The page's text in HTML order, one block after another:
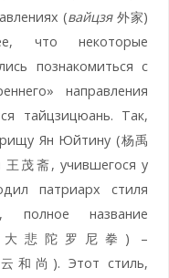
(вайцзя外家)
что некоторые
познакомиться с
направления
тайцзицюань. Так,
Ян Юйтину (杨禹
茂斋, учившегося у
патриарх стиля
название
宗大悲陀罗尼拳) –
和尚). Этот стиль,